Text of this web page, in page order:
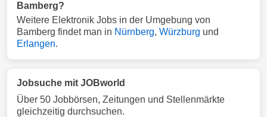
Bamberg?
Weitere Elektronik Jobs in der Umgebung von
Bamberg findet man in Nürnberg, Würzburg und
Erlangen.
Jobsuche mit JOBworld
Über 50 Jobbörsen, Zeitungen und Stellenmärkte
gleichzeitig durchsuchen.